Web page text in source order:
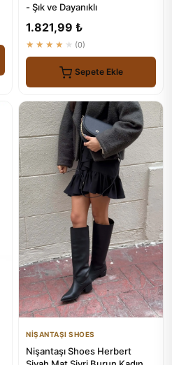
- Şık ve Dayanıklı
1.821,99 ₺
★★★★★ (0)
Sepete Ekle
NİŞANTAŞI SHOES
Nişantaşı Shoes Herbert